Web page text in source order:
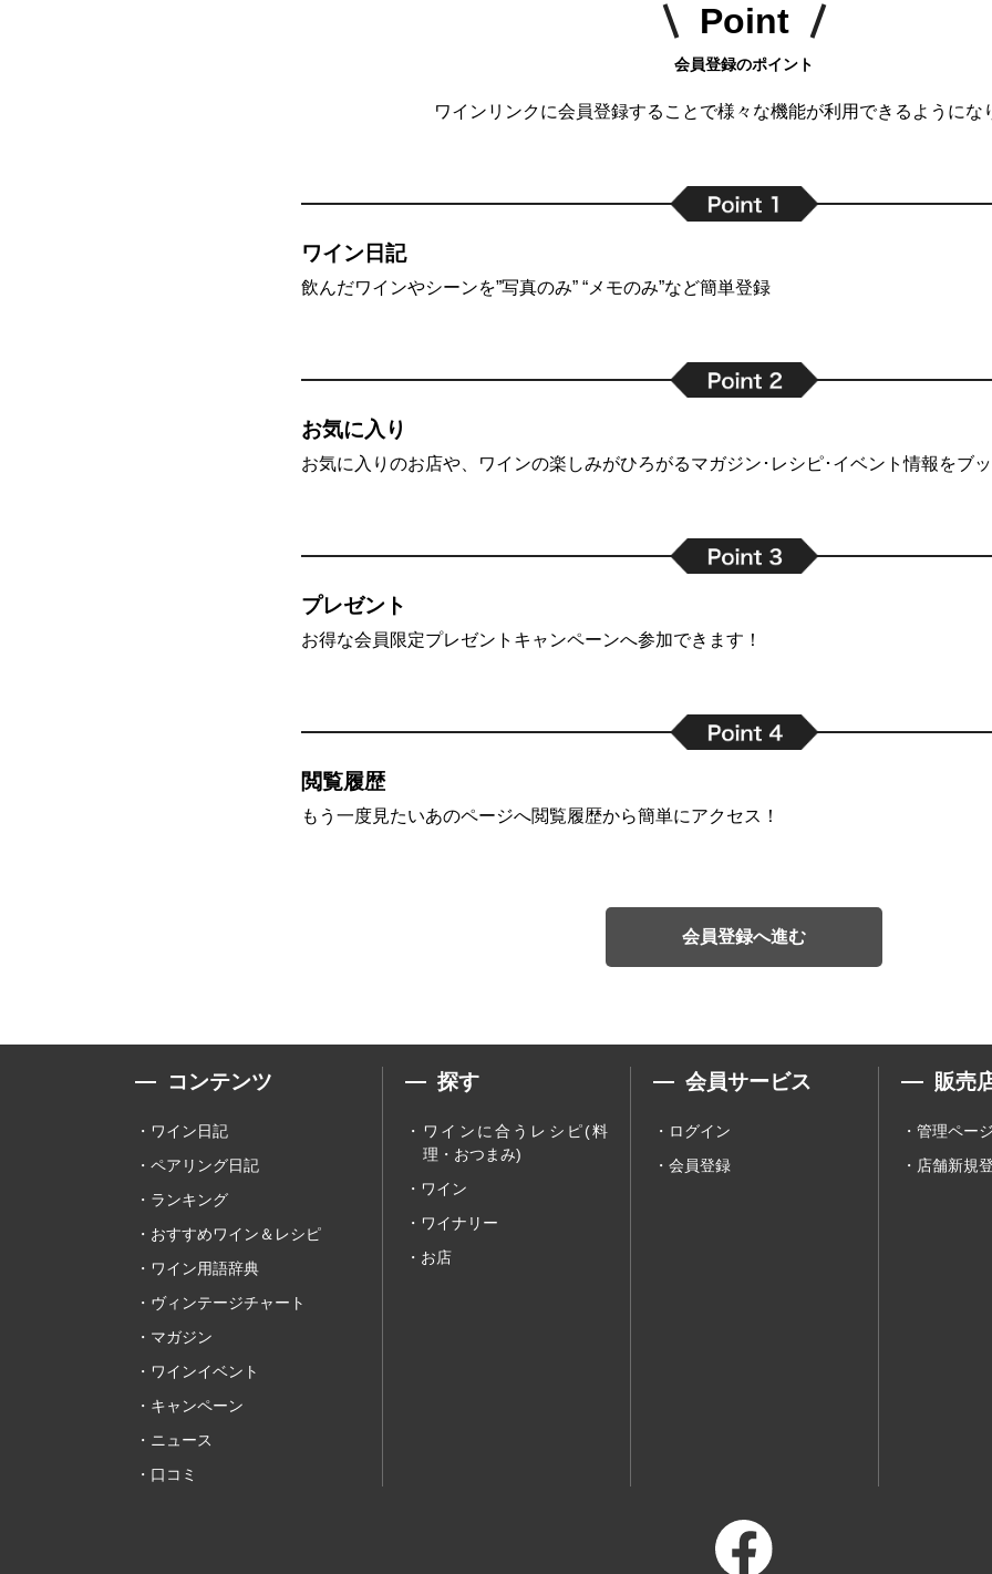
Point
会員登録のポイント
ワインリンクに会員登録することで様々な機能が利用できるようにな
ワイン日記
飲んだワインやシーンを”写真のみ” “メモのみ”など簡単登録
お気に入り
お気に入りのお店や、ワインの楽しみがひろがるマガジン･レシピ･イベント情報をブ
プレゼント
お得な会員限定プレゼントキャンペーンへ参加できます！
閲覧履歴
もう一度見たいあのページへ閲覧履歴から簡単にアクセス！
会員登録へ進む
コンテンツ
ワイン日記
ペアリング日記
ランキング
おすすめワイン＆レシピ
ワイン用語辞典
ヴィンテージチャート
マガジン
ワインイベント
キャンペーン
ニュース
口コミ
探す
ワインに合うレシピ(料
理・おつまみ)
ワイン
ワイナリー
お店
会員サービス
ログイン
会員登録
販売
管理ペー
店舗新規